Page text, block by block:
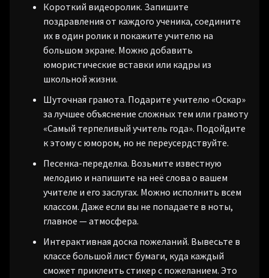
Короткий видеоролик. Запишите
поздравления от каждого ученика, соедините
их в один ролик и покажите учителю на
большом экране. Можно добавить
юмористические вставки или кадры из
школьной жизни.
Шуточная грамота. Подарите учителю «Оскар»
за лучшее объяснение сложных тем или грамоту
«Самый терпеливый учитель года». Подойдите
к этому с юмором, но не переусердствуйте.
Песенка-переделка. Возьмите известную
мелодию и напишите на неё слова о вашем
учителе и его заслугах. Можно исполнить всем
классом. Даже если вы не попадаете в ноты,
главное — атмосфера.
Интерактивная доска пожеланий. Вывесьте в
классе большой лист бумаги, куда каждый
сможет приклеить стикер с пожеланием. Это